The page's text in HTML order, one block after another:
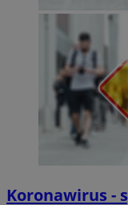
Koronawirus -